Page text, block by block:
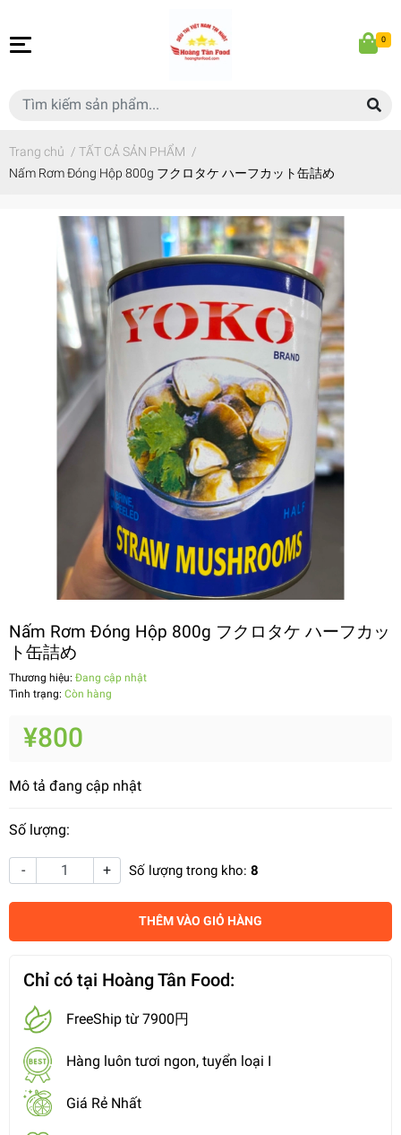
0
Trang chủ / TẤT CẢ SẢN PHẨM /
Nấm Rơm Đóng Hộp 800g フクロタケ ハーフカット缶詰め
Nấm Rơm Đóng Hộp 800g フクロタケ ハーフカッ
ト缶詰め
Thương hiệu: Đang cập nhật
Tình trạng: Còn hàng
¥800
Mô tả đang cập nhật
Số lượng:
- + Số lượng trong kho: 8
THÊM VÀO GIỎ HÀNG
Chỉ có tại Hoàng Tân Food:
FreeShip từ 7900円
Hàng luôn tươi ngon, tuyển loại I
Giá Rẻ Nhất